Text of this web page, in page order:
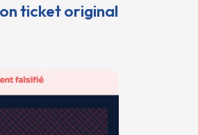
ticket original